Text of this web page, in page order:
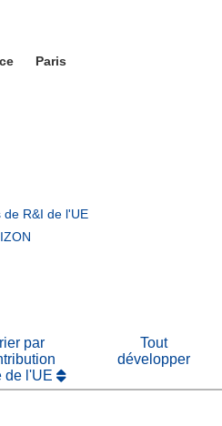
Paris
R&I de l'UE
par
de l'UE
Tout
développer